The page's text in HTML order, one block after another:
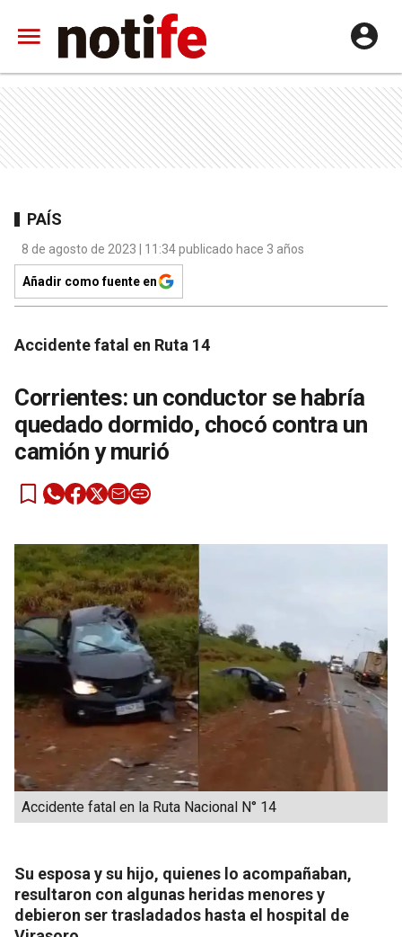
PAÍS
8 de agosto de 2023 | 11:34 publicado hace 3 años
Añadir como fuente en
Accidente fatal en Ruta 14
Corrientes: un conductor se habría
quedado dormido, chocó contra un
camión y murió
Accidente fatal en la Ruta Nacional N° 14
Su esposa y su hijo, quienes lo acompañaban,
resultaron con algunas heridas menores y
debieron ser trasladados hasta el hospital de